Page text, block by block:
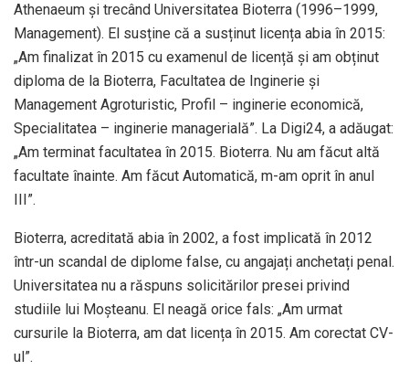
Athenaeum și trecând Universitatea Bioterra (1996–1999,
Management). El susține că a susținut licența abia în 2015:
„Am finalizat în 2015 cu examenul de licență și am obținut
diploma de la Bioterra, Facultatea de Inginerie și
Management Agroturistic, Profil – inginerie economică,
Specialitatea – inginerie managerială”. La Digi24, a adăugat:
„Am terminat facultatea în 2015. Bioterra. Nu am făcut altă
facultate înainte. Am făcut Automatică, m-am oprit în anul
III”.
Bioterra, acreditată abia în 2002, a fost implicată în 2012
într-un scandal de diplome false, cu angajați anchetați penal.
Universitatea nu a răspuns solicitărilor presei privind
studiile lui Moșteanu. El neagă orice fals: „Am urmat
cursurile la Bioterra, am dat licența în 2015. Am corectat CV-
ul”.